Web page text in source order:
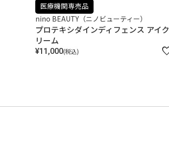
医療機関専売品
nino BEAUTY（ニノビューティー）
プロテキシダインディフェンス アイク
リーム
¥11,000 税込